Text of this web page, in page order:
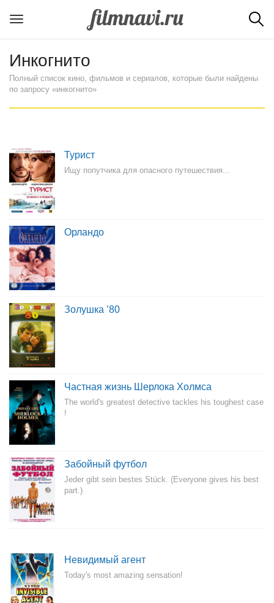
Инкогнито
Полный список кино, фильмов и сериалов, которые были найдены
по запросу «инкогнито»
Турист
Ищу попутчика для опасного путешествия...
Орландо
Золушка ’80
Частная жизнь Шерлока Холмса
The world's greatest detective tackles his toughest case
!
Забойный футбол
Jeder gibt sein bestes Stück. (Everyone gives his best
part.)
Невидимый агент
Today's most amazing sensation!